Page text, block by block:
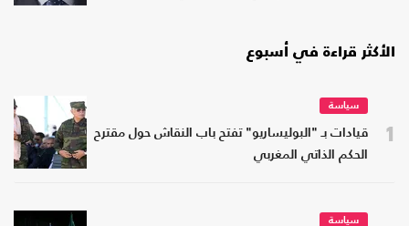
الأكثر قراءة في أسبوع
1
سياسة
قيادات بـ "البوليساريو" تفتح باب النقاش حول مقترح
الحكم الذاتي المغربي
سياسة